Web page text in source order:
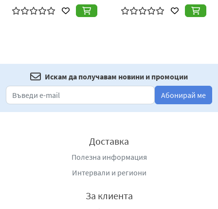
Искам да получавам новини и промоции
Абонирай ме
Доставка
Полезна информация
Интервали и региони
За клиента